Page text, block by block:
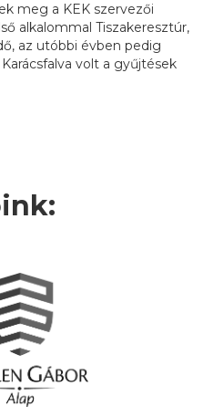
meg a KEK szervezői
alkalommal Tiszakeresztúr,
az utóbbi évben pedig
volt a gyűjtések